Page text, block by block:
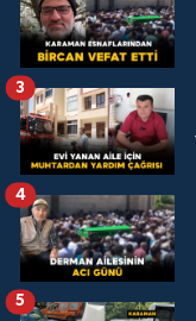
3
4
5